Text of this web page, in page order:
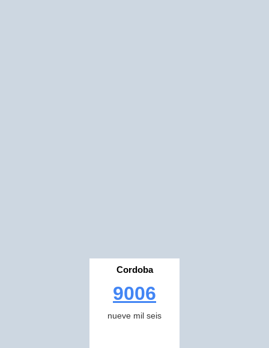
Cordoba
9006
nueve mil seis